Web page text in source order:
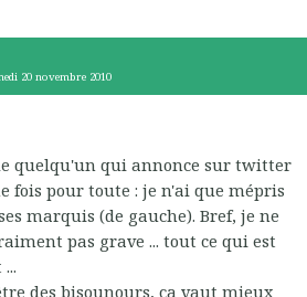
20 novembre 2010
quelqu'un qui annonce sur twitter
fois pour toute : je n'ai que mépris
marquis (de gauche). Bref, je ne
pas grave ... tout ce qui est
des bisounours, ça vaut mieux